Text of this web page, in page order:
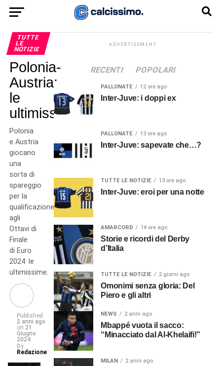
TUTTE
LE
NOTIZIE
Polonia-
Austria:
le
ultimissime!
Polonia
e Austria
giocano
una
sorta di
spareggio
per la
qualificazione
agli
Ottavi di
Finale
di Euro
2024: le
ultimissime.
Published
2 anni ago
on 21
Giugno
2024
By
Redazione
ADVERTISEMENT
RECENTI POPOLARI
PALLONATE 12 ore ago
Inter-Juve: i doppi ex
PALLONATE 13 ore ago
Inter-Juve: sapevate che…?
TUTTE LE NOTIZIE 13 ore ago
Inter-Juve: eroi per una notte
AMARCORD 14 ore ago
Storie e ricordi del Derby
d’Italia
TUTTE LE NOTIZIE 2 giorni ago
Omonimi senza gloria: Del
Piero e gli altri
NEWS 2 anni ago
Mbappé vuota il sacco:
“Minacciato dal Al-Khelaifi!”
MILAN 2 anni ago